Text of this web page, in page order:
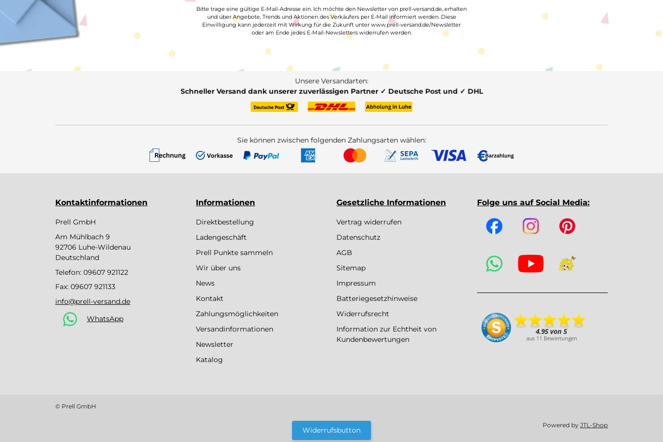
Bitte trage eine gültige E-Mail-Adresse ein. Ich möchte den Newsletter von prell-versand.de, erhalten
und über Angebote, Trends und Aktionen des Verkäufers per E-Mail informiert werden. Diese
Einwilligung kann jederzeit mit Wirkung für die Zukunft unter www.prell-versand.de/Newsletter
oder am Ende jedes E-Mail-Newsletters widerrufen werden.
Unsere Versandarten:
Schneller Versand dank unserer zuverlässigen Partner ✓ Deutsche Post und ✓ DHL
Sie können zwischen folgenden Zahlungsarten wählen:
Kontaktinformationen
Prell GmbH
Am Mühlbach 9
92706 Luhe-Wildenau
Deutschland
Telefon: 09607 921122
Fax: 09607 921133
info@prell-versand.de
WhatsApp
Informationen
Direktbestellung
Ladengeschäft
Prell Punkte sammeln
Wir über uns
News
Kontakt
Zahlungsmöglichkeiten
Versandinformationen
Newsletter
Katalog
Gesetzliche Informationen
Vertrag widerrufen
Datenschutz
AGB
Sitemap
Impressum
Batteriegesetzhinweise
Widerrufsrecht
Information zur Echtheit von
Kundenbewertungen
Folge uns auf Social Media:
© Prell GmbH
Widerrufsbutton
Powered by JTL-Shop